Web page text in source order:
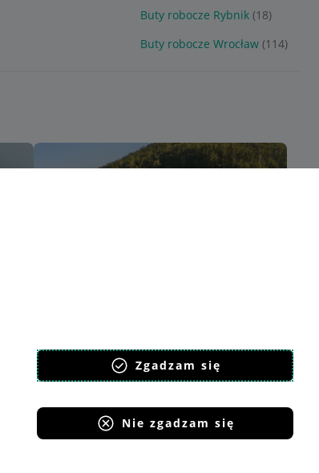
Zgadzam się
Nie zgadzam się
Buty robocze Rybnik (18)
Buty robocze Wrocław (114)